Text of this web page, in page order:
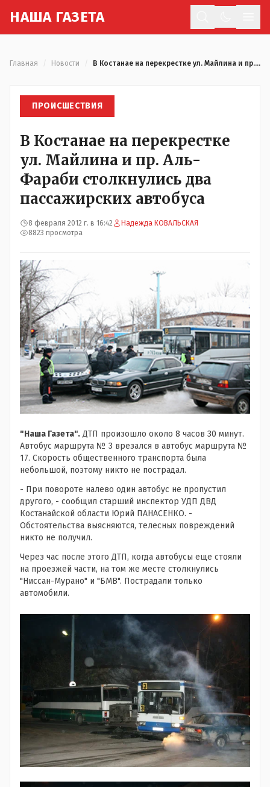
НАША ГАЗЕТА
Главная Новости В Костанае на перекрестке ул. Майлина и пр. Аль-Фараби столкнулись два пассажирских автобуса
ПРОИСШЕСТВИЯ
В Костанае на перекрестке
ул. Майлина и пр. Аль-
Фараби столкнулись два
пассажирских автобуса
8 февраля 2012 г. в 16:42
Надежда КОВАЛЬСКАЯ
8823 просмотра
"Наша Газета". ДТП произошло около 8 часов 30 минут.
Автобус маршрута № 3 врезался в автобус маршрута №
17. Скорость общественного транспорта была
небольшой, поэтому никто не пострадал.
- При повороте налево один автобус не пропустил
другого, - сообщил старший инспектор УДП ДВД
Костанайской области Юрий ПАНАСЕНКО. -
Обстоятельства выясняются, телесных повреждений
никто не получил.
Через час после этого ДТП, когда автобусы еще стояли
на проезжей части, на том же месте столкнулись
"Ниссан-Мурано" и "БМВ". Пострадали только
автомобили.